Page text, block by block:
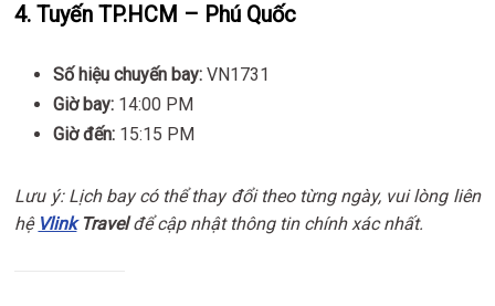
4.Tuyến TP.HCM – Phú Quốc
Số hiệu chuyến bay: VN1731
Giờ bay: 14:00 PM
Giờ đến: 15:15 PM
Lưu ý: Lịch bay có thể thay đổi theo từng ngày, vui lòng liên
hệ VlinkTravelđể cập nhật thông tin chính xác nhất.